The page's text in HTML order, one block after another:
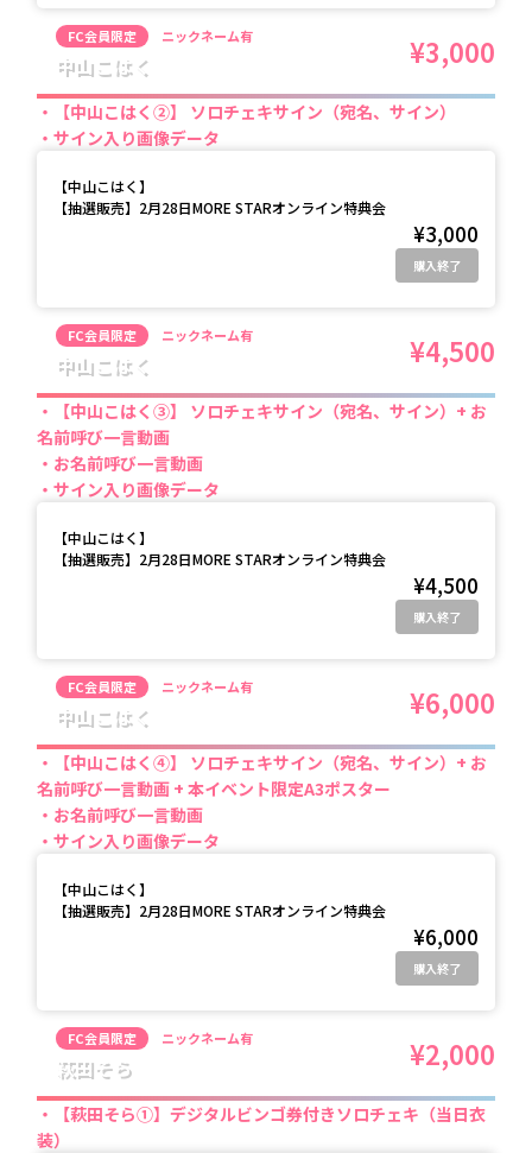
FC会員限定 ニックネーム有
中山こはく ¥3,000
【中山こはく②】 ソロチェキサイン（宛名、サイン）
サイン入り画像データ
【中山こはく】
【抽選販売】2月28日MORE STARオンライン特典会
¥3,000
購入終了
FC会員限定 ニックネーム有
中山こはく ¥4,500
【中山こはく③】 ソロチェキサイン（宛名、サイン）+ お
名前呼び一言動画
お名前呼び一言動画
サイン入り画像データ
【中山こはく】
【抽選販売】2月28日MORE STARオンライン特典会
¥4,500
購入終了
FC会員限定 ニックネーム有
中山こはく ¥6,000
【中山こはく④】 ソロチェキサイン（宛名、サイン）+ お
名前呼び一言動画 + 本イベント限定A3ポスター
お名前呼び一言動画
サイン入り画像データ
【中山こはく】
【抽選販売】2月28日MORE STARオンライン特典会
¥6,000
購入終了
FC会員限定 ニックネーム有
萩田そら ¥2,000
【萩田そら①】デジタルビンゴ券付きソロチェキ（当日衣
装）